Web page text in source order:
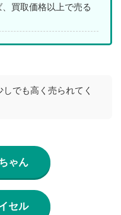
買取価格以上で売る
でも高く売られてく
ゃん
セル